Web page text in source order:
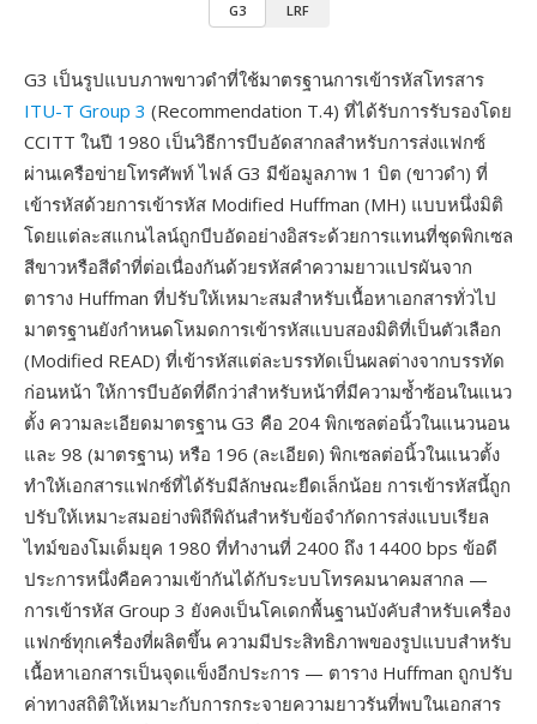
G3 LRF
G3 เป็นรูปแบบภาพขาวดำที่ใช้มาตรฐานการเข้ารหัสโทรสาร
ITU-T Group 3 (Recommendation T.4) ที่ได้รับการรับรองโดย
CCITT ในปี 1980 เป็นวิธีการบีบอัดสากลสำหรับการส่งแฟกซ์
ผ่านเครือข่ายโทรศัพท์ ไฟล์ G3 มีข้อมูลภาพ 1 บิต (ขาวดำ) ที่
เข้ารหัสด้วยการเข้ารหัส Modified Huffman (MH) แบบหนึ่งมิติ
โดยแต่ละสแกนไลน์ถูกบีบอัดอย่างอิสระด้วยการแทนที่ชุดพิกเซล
สีขาวหรือสีดำที่ต่อเนื่องกันด้วยรหัสคำความยาวแปรผันจาก
ตาราง Huffman ที่ปรับให้เหมาะสมสำหรับเนื้อหาเอกสารทั่วไป
มาตรฐานยังกำหนดโหมดการเข้ารหัสแบบสองมิติที่เป็นตัวเลือก
(Modified READ) ที่เข้ารหัสแต่ละบรรทัดเป็นผลต่างจากบรรทัด
ก่อนหน้า ให้การบีบอัดที่ดีกว่าสำหรับหน้าที่มีความซ้ำซ้อนในแนว
ตั้ง ความละเอียดมาตรฐาน G3 คือ 204 พิกเซลต่อนิ้วในแนวนอน
และ 98 (มาตรฐาน) หรือ 196 (ละเอียด) พิกเซลต่อนิ้วในแนวตั้ง
ทำให้เอกสารแฟกซ์ที่ได้รับมีลักษณะยืดเล็กน้อย การเข้ารหัสนี้ถูก
ปรับให้เหมาะสมอย่างพิถีพิถันสำหรับข้อจำกัดการส่งแบบเรียล
ไทม์ของโมเด็มยุค 1980 ที่ทำงานที่ 2400 ถึง 14400 bps ข้อดี
ประการหนึ่งคือความเข้ากันได้กับระบบโทรคมนาคมสากล —
การเข้ารหัส Group 3 ยังคงเป็นโคเดกพื้นฐานบังคับสำหรับเครื่อง
แฟกซ์ทุกเครื่องที่ผลิตขึ้น ความมีประสิทธิภาพของรูปแบบสำหรับ
เนื้อหาเอกสารเป็นจุดแข็งอีกประการ — ตาราง Huffman ถูกปรับ
ค่าทางสถิติให้เหมาะกับการกระจายความยาวรันที่พบในเอกสาร